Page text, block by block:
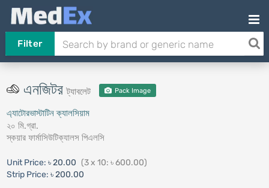
Filter
এনজিটরট্যাবলেট Pack Image
এ্যাটোরভাস্টাটিন ক্যালসিয়াম
২০ মি.গ্রা.
স্কয়ার ফার্মাসিউটিক্যালস পিএলসি
Unit Price: ৳ 20.00 (3 x 10: ৳ 600.00)
Strip Price: ৳ 200.00